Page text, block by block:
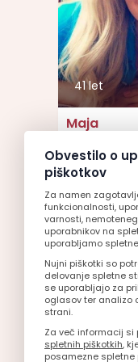
41 let
Maja
Z uporabo
mobilnih
SMS sporočilo
Obvestilo o
piškotkov
Za namen
funkcionalnosti,
varnosti,
uporabnikov na
uporabljamo
Nujni piškotki so
delovanje spletne
se uporabljajo za
oglasov ter analizo
strani.
Za več informacij si
spletnih piškotkih,
posamezne spletne